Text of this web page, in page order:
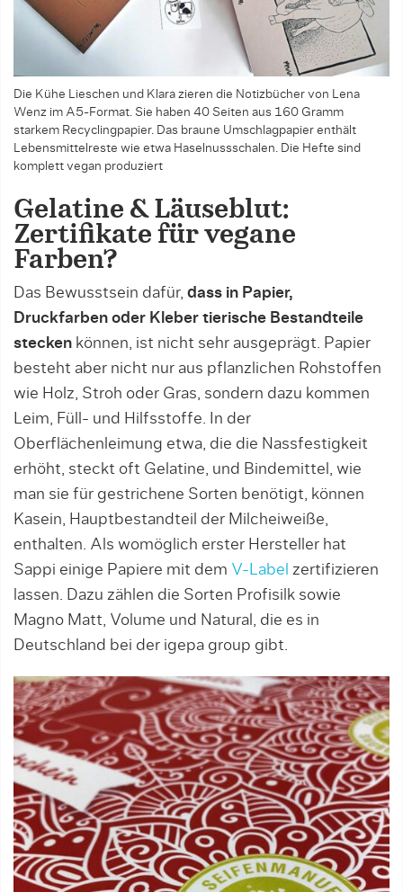
Die Kühe Lieschen und Klara zieren die Notiz­bücher von Lena
Wenz im A5-Format. Sie haben 40 Seiten aus 160 Gramm
starkem Recyclingpapier. Das braune Umschlag­papier enthält
Lebensmittel­reste wie etwa Haselnussschalen. Die Hefte sind
komplett vegan produziert
Gelatine & Läuseblut:
Zertifikate für vegane
Farben?
Das Bewusstsein dafür, dass in Papier,
Druckfarben oder Kleber tierische Bestandteile
stecken können, ist nicht sehr ausgeprägt. Papier
besteht aber nicht nur aus pflanzlichen Rohstoffen
wie Holz, Stroh oder Gras, sondern dazu kommen
Leim, Füll- und Hilfs­stoffe. In der
Oberflächenleimung etwa, die die Nassfestigkeit
erhöht, steckt oft Gelatine, und Bindemittel, wie
man sie für gestrichene Sorten benötigt, können
Kasein, Hauptbestandteil der Milch­eiweiße,
enthalten. Als womöglich erster Hersteller hat
Sappi einige Papiere mit dem V-Label zertifizieren
lassen. Dazu zählen die Sorten Profisilk sowie
Magno Matt, Volume und Natural, die es in
Deutschland bei der igepa group gibt.